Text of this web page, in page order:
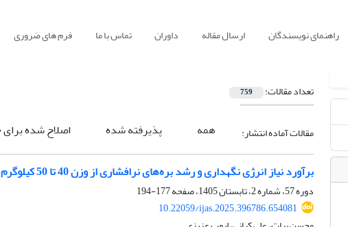
راهنمای نویسندگان ارسال مقاله داوران تماس با ما فرم های ضروری
تعداد مقالات: 759
مقالات آماده انتشار: همه پذیرفته شده اصلاح شده
برآورد نیاز انرژی نگهداری و رشد بره‌های نرافشاری از وزن 40 تا 50 کیلوگرم به روش شاخص رشد نسبی
دوره 57، شماره 2، تابستان 1405، صفحه
177-194
10.22059/ijas.2025.396786.654081